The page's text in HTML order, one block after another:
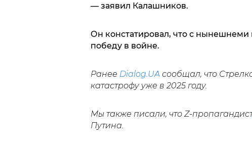
— заявил Калашников.
Он констатировал, что с
победу в войне.
Ранее Dialog.UAсообщал, что
катастрофу уже в 2025 году.
Мы также писали, что Z-
Путина.